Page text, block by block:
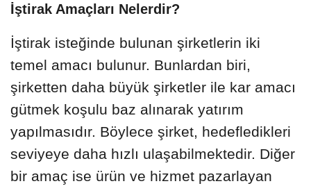
İştirak Amaçları Nelerdir?
İştirak isteğinde bulunan şirketlerin iki
temel amacı bulunur. Bunlardan biri,
şirketten daha büyük şirketler ile kar amacı
gütmek koşulu baz alınarak yatırım
yapılmasıdır. Böylece şirket, hedefledikleri
seviyeye daha hızlı ulaşabilmektedir. Diğer
bir amaç ise ürün ve hizmet pazarlayan